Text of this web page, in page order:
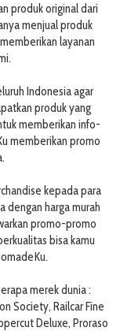
produk original dari
menjual produk
layanan
Indonesia agar
produk yang
memberikan info-
memberikan promo
kepada para
dengan harga murah
promo-promo
bisa kamu
merek dunia :
Society, Railcar Fine
Deluxe, Proraso